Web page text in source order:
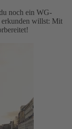
noch ein WG-
erkunden willst: Mit